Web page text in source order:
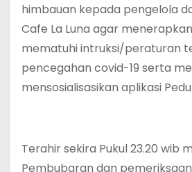
himbauan kepada pengelola
Cafe La Luna agar
mematuhi intruksi/peraturan
pencegahan covid-19 serta
mensosialisasikan aplikasi
Terahir sekira Pukul 23.20 wib
Pembubaran dan